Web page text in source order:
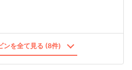
ンを全て見る (8件)